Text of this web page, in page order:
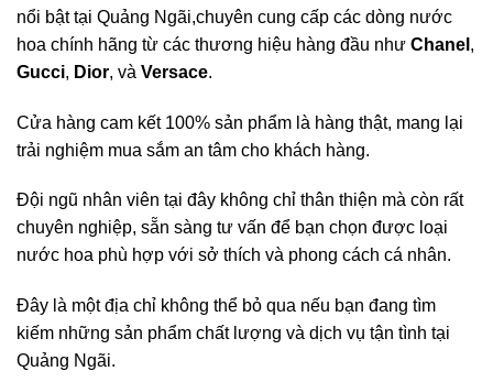
nổi bật tại Quảng Ngãi,chuyên cung cấp các dòng nước
hoa chính hãng từ các thương hiệu hàng đầu như Chanel ,
Gucci, Dior, và Versace.
Cửa hàng cam kết 100% sản phẩm là hàng thật, mang lại
trải nghiệm mua sắm an tâm cho khách hàng.
Đội ngũ nhân viên tại đây không chỉ thân thiện mà còn rất
chuyên nghiệp, sẵn sàng tư vấn để bạn chọn được loại
nước hoa phù hợp với sở thích và phong cách cá nhân.
Đây là một địa chỉ không thể bỏ qua nếu bạn đang tìm
kiếm những sản phẩm chất lượng và dịch vụ tận tình tại
Quảng Ngãi.